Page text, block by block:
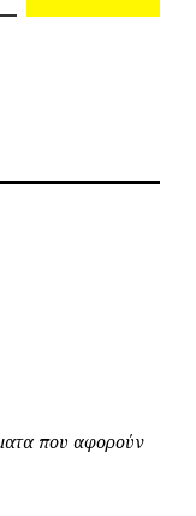
που αφορούν